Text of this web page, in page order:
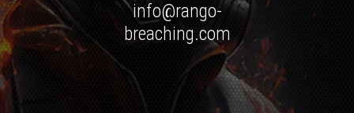
info@rango-
breaching.com